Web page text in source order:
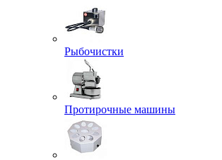
Рыбочистки
Протирочные машины